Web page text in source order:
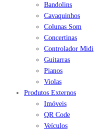
Bandolins
Cavaquinhos
Colunas Som
Concertinas
Controlador Midi
Guitarras
Pianos
Violas
Produtos Externos
Imóveis
QR Code
Veículos